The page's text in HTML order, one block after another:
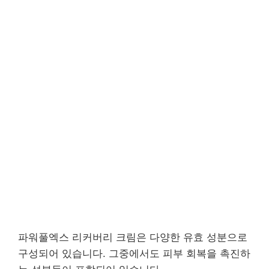
파워풀엑스 리커버리 크림은 다양한 유효 성분으로
구성되어 있습니다. 그중에서도 피부 회복을 촉진하